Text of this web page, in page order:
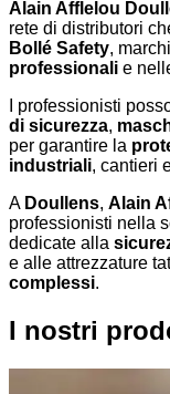
Alain Afflelou
rete di distributori
Bollé Safety,
professionali e
I professionisti
di sicurezza,
per garantire la
industriali, cantieri
A Doullens, Alain
professionisti nella
dedicate alla
e alle attrezzature
complessi.
I nostri